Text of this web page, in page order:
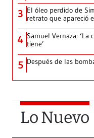
3 El óleo perdido de
retrato que apareció
4 Samuel Vernaza: ‘La
tiene’
5 Después de las
Lo Nuevo